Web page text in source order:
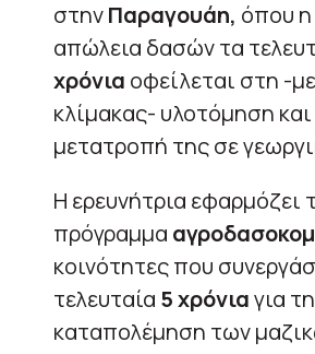
στηνΠαραγουάη, όπου
απώλεια δασών τα
χρόνια οφείλεται στη -
κλίμακας- υλοτόμηση
μετατροπή της σε
Η ερευνήτρια εφαρμόζει
πρόγραμμα
κοινότητες που
τελευταία 5 χρόνιαγια
καταπολέμηση των